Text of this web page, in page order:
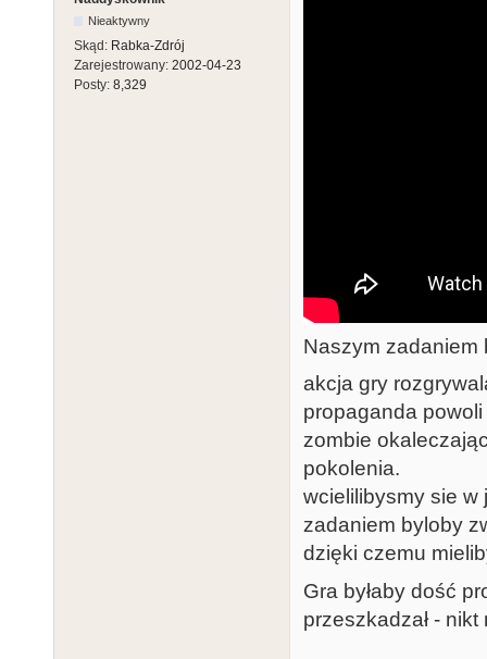
Nieaktywny
Skąd: Rabka-Zdrój
Zarejestrowany: 2002-04-23
Posty: 8,329
Naszym zadaniem
akcja gry
propaganda
zombie
pokolenia.
wcielilibysmy sie
zadaniem byloby
dzięki czemu
Gra byłaby dość
przeszkadzał - nikt